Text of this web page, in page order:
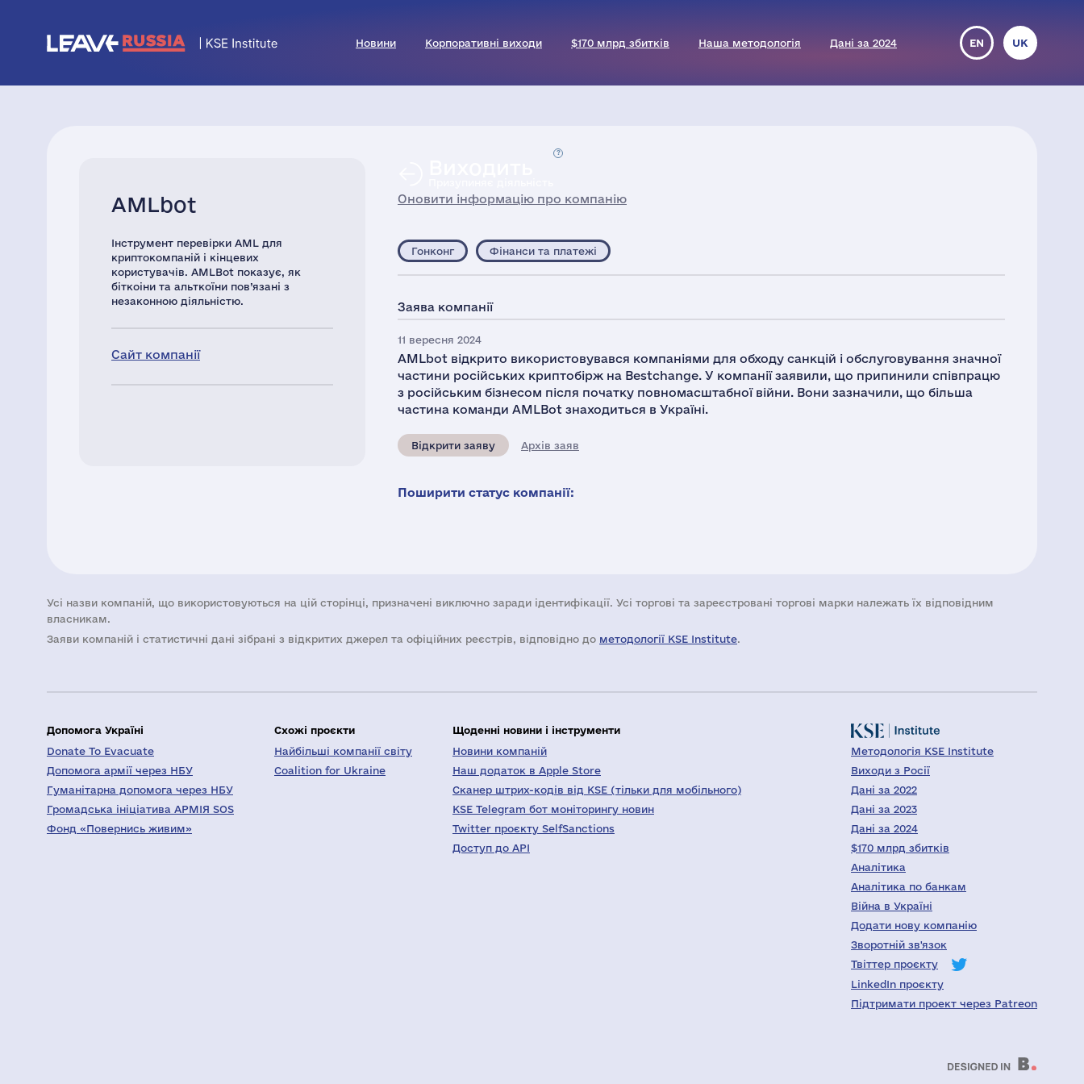
Новини Корпоративні виходи $170 млрд збитків Наша методологія Дані за 2024 EN UK
AMLbot
Інструмент перевірки AML для
криптокомпаній і кінцевих
користувачів. AMLBot показує, як
біткоіни та альткоїни пов’язані з
незаконною діяльністю.
Сайт компанії
Оновити інформацію про компанію
Гонконг Фінанси та платежі
Заява компанії
11 вересня 2024
AMLbot відкрито використовувався компаніями для обходу санкцій і обслуговування значної
частини російських криптобірж на Bestchange. У компанії заявили, що припинили співпрацю
з російським бізнесом після початку повномасштабної війни. Вони зазначили, що більша
частина команди AMLBot знаходиться в Україні.
Відкрити заяву Архів заяв
Поширити статус компанії:
Усі назви компаній, що використовуються на цій сторінці, призначені виключно заради ідентифікації. Усі торгові та зареєстровані торгові марки належать їх відповідним
власникам.
Заяви компаній i статистичні дані зібрані з відкритих джерел та офіційних реєстрів, відповідно до методології KSE Institute.
Допомога Україні
Donate To Evacuate
Допомога армії через НБУ
Гуманітарна допомога через НБУ
Громадська ініціатива АРМІЯ SOS
Фонд «Повернись живим»
Схожі проєкти
Найбільші компанії світу
Coalition for Ukraine
Щоденні новини і інструменти
Новини компаній
Наш додаток в Apple Store
Сканер штрих-кодів від KSE (тільки для мобільного)
KSE Telegram бот моніторингу новин
Twitter проєкту SelfSanctions
Доступ до API
Методологія KSE Institute
Виходи з Росії
Дані за 2022
Дані за 2023
Дані за 2024
$170 млрд збитків
Аналітика
Аналітика по банкам
Війна в Україні
Додати нову компанію
Зворотній зв'язок
Твіттер проєкту
LinkedIn проєкту
Підтримати проект через Patreon